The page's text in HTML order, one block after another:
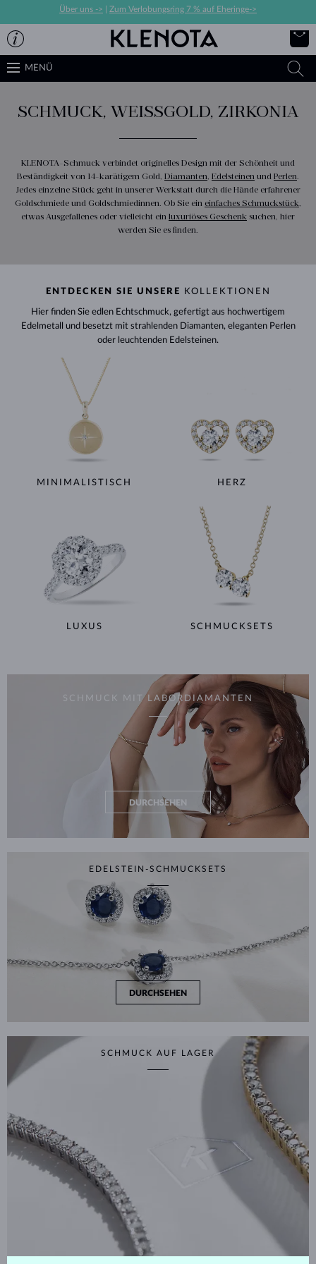
Über uns -> Zum Verlobungsring 7 % auf Eheringe->
MENÜ
SCHMUCK, WEISSGOLD, ZIRKONIA
KLENOTA-Schmuck verbindet originelles Design mit der Schönheit und
Beständigkeit von 14-karätigem Gold, Diamanten, Edelsteinen und Perlen.
Jedes einzelne Stück geht in unserer Werkstatt durch die Hände erfahrener
Goldschmiede und Goldschmiedinnen. Ob Sie ein einfaches Schmuckstück,
etwas Ausgefallenes oder vielleicht ein luxuriöses Geschenk suchen, hier
werden Sie es finden.
ENTDECKEN SIE UNSERE KOLLEKTIONEN
Hier finden Sie edlen Echtschmuck, gefertigt aus hochwertigem
Edelmetall und besetzt mit strahlenden Diamanten, eleganten Perlen
oder leuchtenden Edelsteinen.
MINIMALISTISCH HERZ
LUXUS SCHMUCKSETS
SCHMUCK MIT LABORDIAMANTEN
DURCHSEHEN
EDELSTEIN-SCHMUCKSETS
DURCHSEHEN
SCHMUCK AUF LAGER